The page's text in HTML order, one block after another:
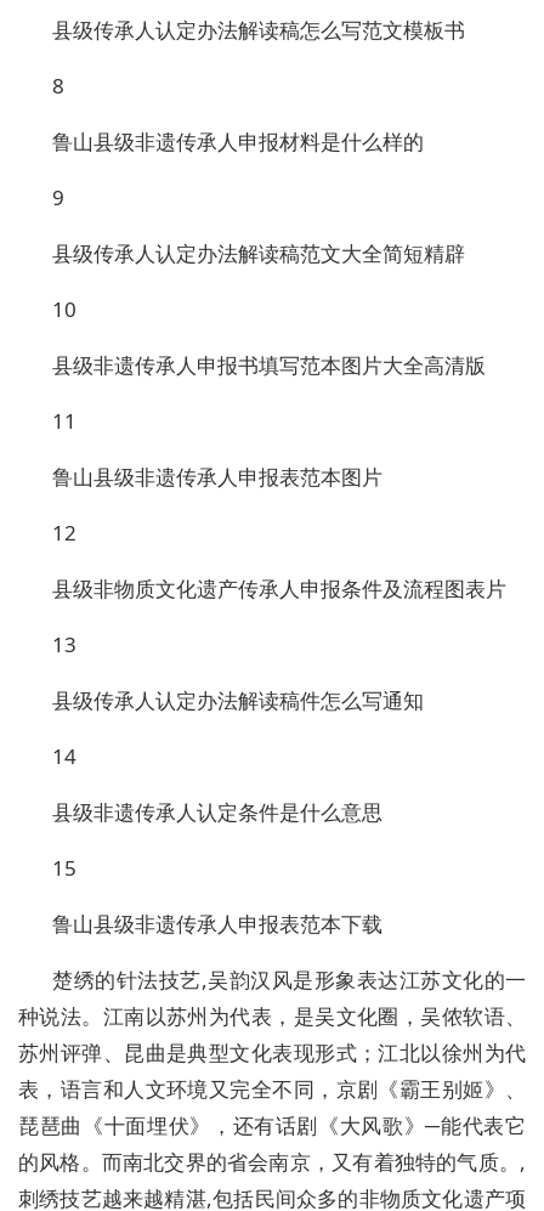
县级传承人认定办法解读稿怎么写范文模板书
8
鲁山县级非遗传承人申报材料是什么样的
9
县级传承人认定办法解读稿范文大全简短精辟
10
县级非遗传承人申报书填写范本图片大全高清版
11
鲁山县级非遗传承人申报表范本图片
12
县级非物质文化遗产传承人申报条件及流程图表片
13
县级传承人认定办法解读稿件怎么写通知
14
县级非遗传承人认定条件是什么意思
15
鲁山县级非遗传承人申报表范本下载
楚绣的针法技艺,吴韵汉风是形象表达江苏文化的一
种说法。江南以苏州为代表，是吴文化圈，吴侬软语、
苏州评弹、昆曲是典型文化表现形式；江北以徐州为代
表，语言和人文环境又完全不同，京剧《霸王别姬》、
琵琶曲《十面埋伏》，还有话剧《大风歌》─能代表它
的风格。而南北交界的省会南京，又有着独特的气质。,
刺绣技艺越来越精湛,包括民间众多的非物质文化遗产项